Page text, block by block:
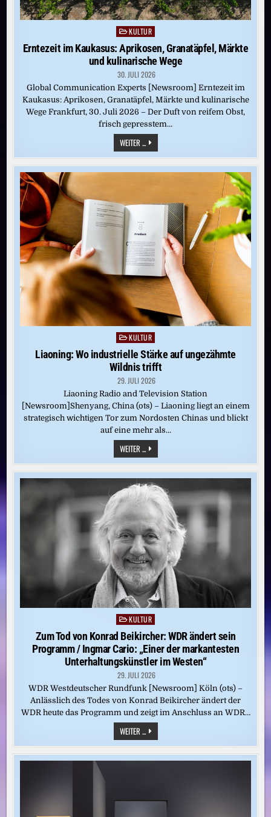
Posted
in
KULTUR
Erntezeit im Kaukasus: Aprikosen, Granatäpfel, Märkte
und kulinarische Wege
30. JULI 2026
Global Communication Experts [Newsroom] Erntezeit im
Kaukasus: Aprikosen, Granatäpfel, Märkte und kulinarische
Wege Frankfurt, 30. Juli 2026 – Der Duft von reifem Obst,
frisch gepresstem…
WEITER ... ERNTEZEIT
IM
KAUKASUS:
APRIKOSEN,
GRANATÄPFEL,
WEGE
Posted
in
KULTUR
Liaoning: Wo industrielle Stärke auf ungezähmte
Wildnis trifft
29. JULI 2026
Liaoning Radio and Television Station
[Newsroom]Shenyang, China (ots) – Liaoning liegt an einem
strategisch wichtigen Tor zum Nordosten Chinas und blickt
auf eine mehr als…
WEITER ... LIAONING:
WO
INDUSTRIELLE
STÄRKE
AUF
UNGEZÄHMTE
WILDNIS
TRIFFT
Posted
in
KULTUR
Zum Tod von Konrad Beikircher: WDR ändert sein
Programm / Ingmar Cario: „Einer der markantesten
Unterhaltungskünstler im Westen“
29. JULI 2026
WDR Westdeutscher Rundfunk [Newsroom] Köln (ots) –
Anlässlich des Todes von Konrad Beikircher ändert der
WDR heute das Programm und zeigt im Anschluss an WDR…
WEITER ...ZUM
TOD
VON
KONRAD
BEIKIRCHER:
/